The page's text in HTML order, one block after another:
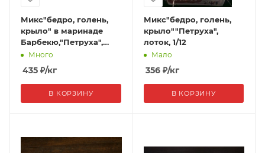
Микс"бедро, голень,
крыло" в маринаде
Барбекю,"Петруха",
пакет, 1/6
Много
435 ₽/кг
В КОРЗИНУ
Микс"бедро, голень,
крыло""Петруха",
лоток, 1/12
Мало
356₽/кг
В КОРЗИНУ